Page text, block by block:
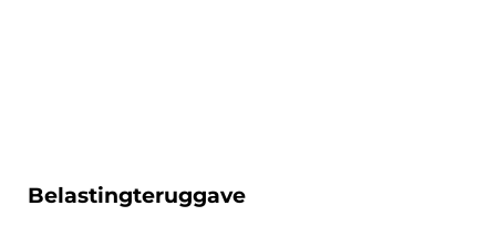
Belastingteruggave